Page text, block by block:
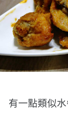
有一點類似